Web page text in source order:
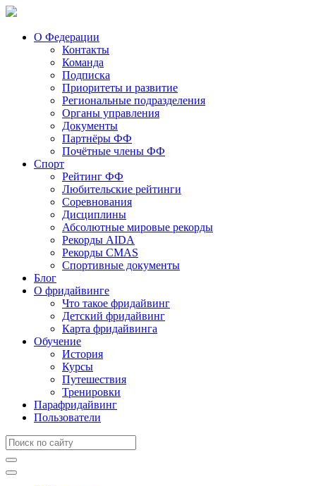
О Федерации
Контакты
Команда
Подписка
Приоритеты и развитие
Региональные подразделения
Органы управления
Документы
Партнёры ФФ
Почётные члены ФФ
Спорт
Рейтинг ФФ
Любительские рейтинги
Соревнования
Дисциплины
Абсолютные мировые рекорды
Рекорды AIDA
Рекорды CMAS
Спортивные документы
Блог
О фридайвинге
Что такое фридайвинг
Детский фридайвинг
Карта фридайвинга
Обучение
История
Курсы
Путешествия
Тренировки
Парафридайвинг
Пользователи